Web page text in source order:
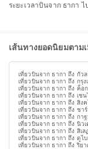
ระยะเวลาบินจาก ธากา
เส้นทางยอดนิยมตาม
เที่ยวบินจาก ธากา ถึง กัวล
เที่ยวบินจาก ธากา ถึง กรุ
เที่ยวบินจาก ธากา ถึง ค็อ
เที่ยวบินจาก ธากา ถึง เชน
เที่ยวบินจาก ธากา ถึง สิงค
เที่ยวบินจาก ธากา ถึง ชา
เที่ยวบินจาก ธากา ถึง กา
เที่ยวบินจาก ธากา ถึง นิวเ
เที่ยวบินจาก ธากา ถึง สิเล
เที่ยวบินจาก ธากา ถึง ดูไบ
เที่ยวบินจาก ธากา ถึง ริย